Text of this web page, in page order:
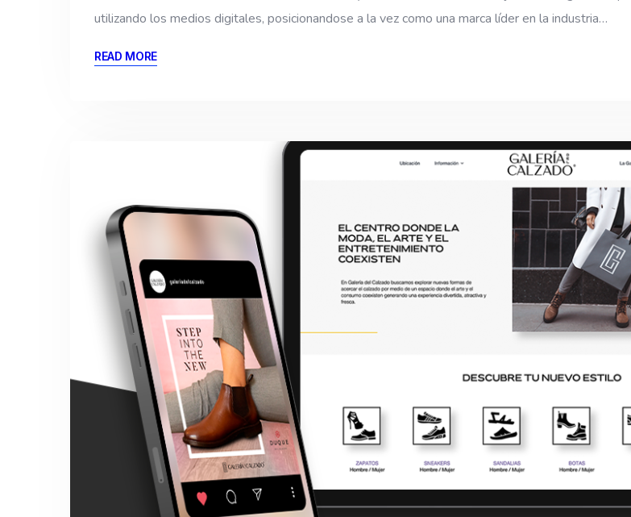
utilizando los medios digitales, posicionandose a la vez como una marca líder en la industria…
READ MORE